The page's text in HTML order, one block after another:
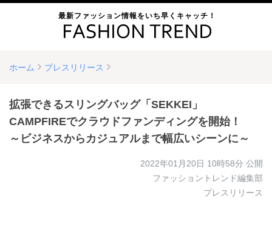
最新ファッション情報をいち早くキャッチ！
ホーム プレスリリース
拡張できるスリングバッグ「SEKKEI」
CAMPFIREでクラウドファンディングを開始！
～ビジネスからカジュアルまで幅広いシーンに～
2022年01月20日 10時58分 公開
ファッショントレンド編集部
プレスリリース